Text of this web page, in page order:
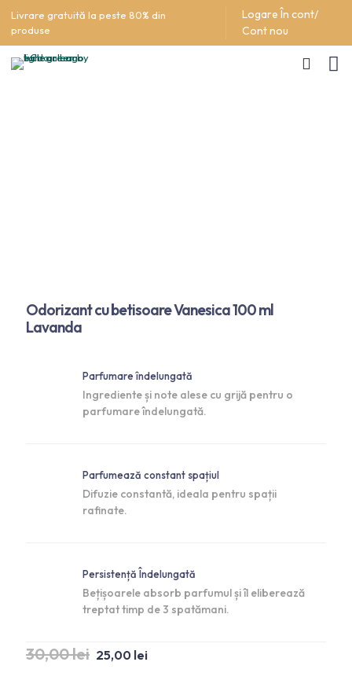
Livrare gratuită la peste 80% din
produse
Logare În cont/
Cont nou
Odorizant cu betisoare Vanesica 100 ml
Lavanda
Parfumare îndelungată
Ingrediente și note alese cu grijă pentru o
parfumare îndelungată.
Parfumează constant spațiul
Difuzie constantă, ideala pentru spații
rafinate.
Persistență Îndelungată
Bețișoarele absorb parfumul și îl eliberează
treptat timp de 3 spatămani.
30,00lei 25,00 lei